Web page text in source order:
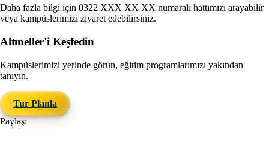
Daha fazla bilgi için 0322 XXX XX XX numaralı hattımızı arayabilir
veya kampüslerimizi ziyaret edebilirsiniz.
Altıneller'i Keşfedin
Kampüslerimizi yerinde görün, eğitim programlarımızı yakından
tanıyın.
Tur Planla
Paylaş: